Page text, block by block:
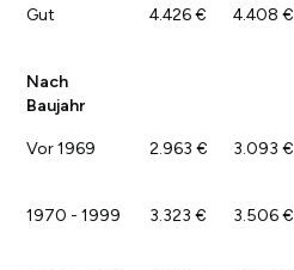
Gut 4.426 € 4.408 €
Nach
Baujahr
Vor 1969 2.963 € 3.093 €
1970 - 1999 3.323 € 3.506 €